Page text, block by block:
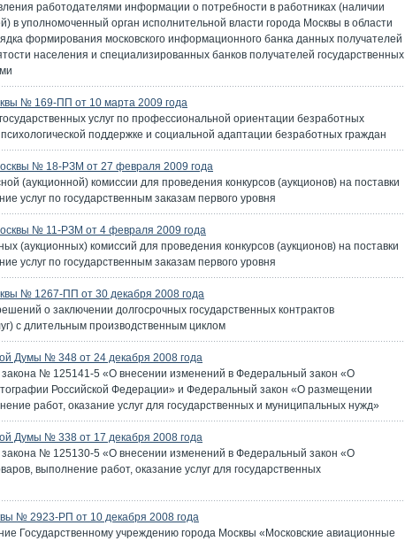
работодателями информации о потребности в работниках (наличии
в уполномоченный орган исполнительной власти города Москвы в области
формирования московского информационного банка данных получателей
населения и специализированных банков получателей государственных
№ 169-ПП от 10 марта 2009 года
услуг по профессиональной ориентации безработных
поддержке и социальной адаптации безработных граждан
№ 18-РЗМ от 27 февраля 2009 года
(аукционной) комиссии для проведения конкурсов (аукционов) на поставки
услуг по государственным заказам первого уровня
№ 11-РЗМ от 4 февраля 2009 года
(аукционных) комиссий для проведения конкурсов (аукционов) на поставки
услуг по государственным заказам первого уровня
№ 1267-ПП от 30 декабря 2008 года
о заключении долгосрочных государственных контрактов
с длительным производственным циклом
Думы № 348 от 24 декабря 2008 года
№ 125141-5 «О внесении изменений в Федеральный закон «О
Российской Федерации» и Федеральный закон «О размещении
работ, оказание услуг для государственных и муниципальных нужд»
Думы № 338 от 17 декабря 2008 года
№ 125130-5 «О внесении изменений в Федеральный закон «О
выполнение работ, оказание услуг для государственных
№ 2923-РП от 10 декабря 2008 года
Государственному учреждению города Москвы «Московские авиационные